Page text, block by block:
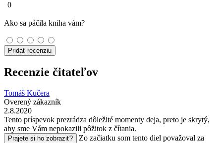
0
Ako sa páčila kniha vám?
Pridať recenziu
Recenzie čitateľov
Tomáš Kučera
Overený zákazník
2.8.2020
Tento príspevok prezrádza dôležité momenty deja, preto je skrytý,
aby sme Vám nepokazili pôžitok z čítania.
Prajete si ho zobraziť?
Zo začiatku som tento diel považoval za